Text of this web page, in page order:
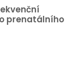
prenatálního